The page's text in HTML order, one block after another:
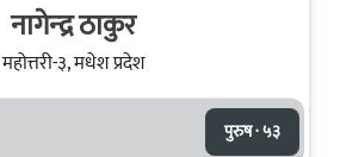
नागेन्‍द्र ठाकुर
महोत्तरी-३, मधेश प्रदेश
पुरुष · ५३